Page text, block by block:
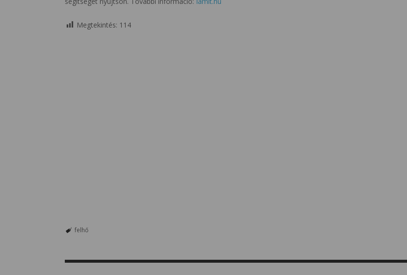
Megtekintés: 114
felhő